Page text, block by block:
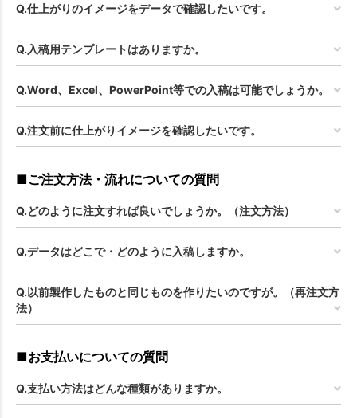
Q.仕上がりのイメージをデータで確認したいです。
Q.入稿用テンプレートはありますか。
Q.Word、Excel、PowerPoint等での入稿は可能でしょうか。
Q.注文前に仕上がりイメージを確認したいです。
■ご注文方法・流れについての質問
Q.どのように注文すれば良いでしょうか。（注文方法）
Q.データはどこで・どのように入稿しますか。
Q.以前製作したものと同じものを作りたいのですが。（再注文方
法）
■お支払いについての質問
Q.支払い方法はどんな種類がありますか。